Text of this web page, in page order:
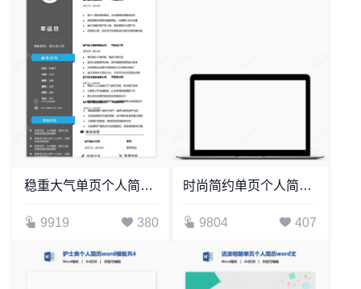
稳重大气单页个人简历word文档(19)
9919 380
时尚简约单页个人简历word文档(14)
9804 407